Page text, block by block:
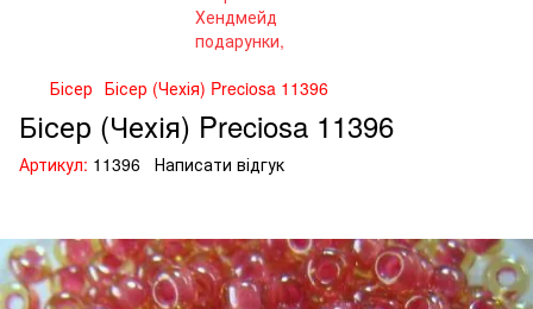
Бісер Бісер (Чехія) Preciosa 11396
Бісер (Чехія) Preciosa 11396
Артикул: 11396 Написати відгук